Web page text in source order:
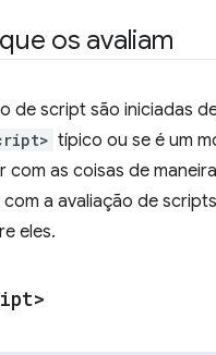
os avaliam
de script são iniciadas
típico ou se é um
com as coisas de
a avaliação de
eles.